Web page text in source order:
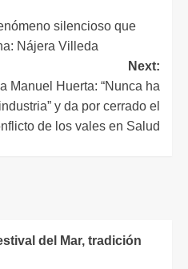
silencioso que
Nájera Villeda
Next:
Manuel Huerta: “Nunca ha
y da por cerrado el
de los vales en Salud
del Mar, tradición